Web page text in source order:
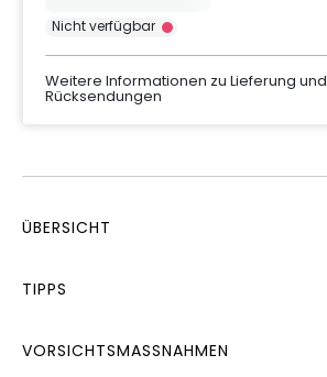
Nicht verfügbar
Weitere Informationen zu Lieferung und
Rücksendungen
ÜBERSICHT
TIPPS
VORSICHTSMASSNAHMEN